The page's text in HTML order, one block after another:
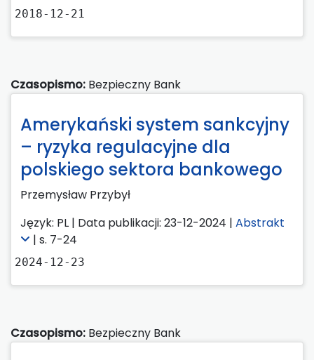
2018-12-21
Czasopismo: Bezpieczny Bank
Amerykański system sankcyjny
– ryzyka regulacyjne dla
polskiego sektora bankowego
Przemysław Przybył
Język: PL | Data publikacji: 23-12-2024 | Abstrakt
| s. 7-24
2024-12-23
Czasopismo: Bezpieczny Bank